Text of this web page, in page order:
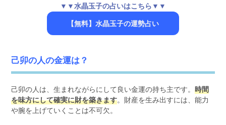
▼▼水晶玉子の占いはこちら▼▼
【無料】水晶玉子の運勢占い
己卯の人の金運は？
己卯の人は、生まれながらにして良い金運の持ち主です。時間
を味方にして確実に財を築きます。財産を生み出すには、能力
や腕を上げていくことは不可欠。